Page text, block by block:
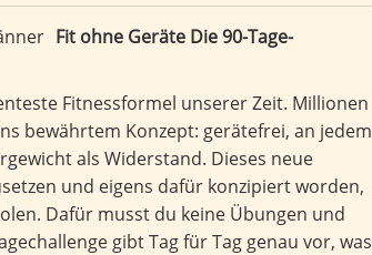
Fit ohne Geräte Die 90-Tage-
Fitnessformel unserer Zeit. Millionen
bewährtem Konzept: gerätefrei, an jedem
als Widerstand. Dieses neue
und eigens dafür konzipiert worden,
Dafür musst du keine Übungen und
gibt Tag für Tag genau vor, was